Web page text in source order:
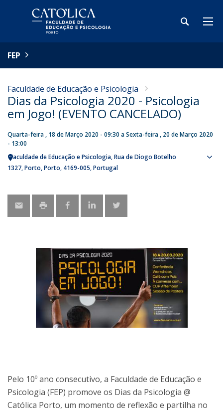
FEP
Faculdade de Educação e Psicologia
Dias da Psicologia 2020 - Psicologia
em Jogo! (EVENTO CANCELADO)
Quarta-feira , 18 de Março 2020 - 09:30 aSexta-feira , 20 de Março 2020
- 13:00
Faculdade de Educação e Psicologia Rua de Diogo Botelho
1327 Porto Porto 4169-005 Portugal
Pelo 10º ano consecutivo, a Faculdade de Educação e
Psicologia (FEP) promove os Dias da Psicologia @
Católica Porto, um momento de reflexão e partilha no